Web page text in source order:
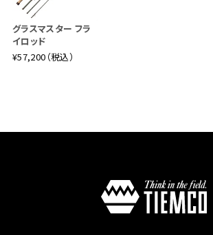
ディアムアクションで、渓流の釣り上がりや
グに対応します。グラス特有のキャスティン
つつ釣り上がりでは軽快さを感じさせてく
用できるフィッシングレンジは目の前から12
ンティングまでをカバーしフィールド
グラスマスター フラ
イロッド
¥57,200（税込）